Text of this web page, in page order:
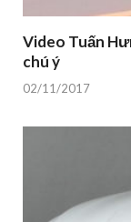
Video Tuấn
chú ý
02/11/2017